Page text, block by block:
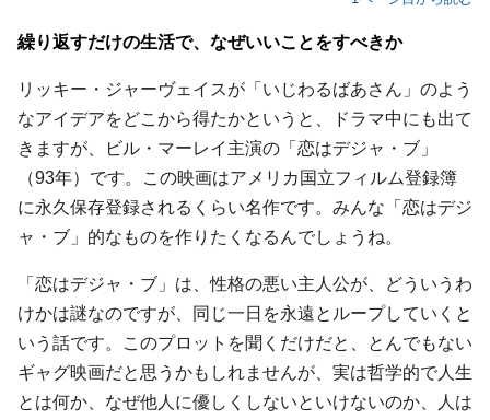
繰り返すだけの生活で、なぜいいことをすべきか
リッキー・ジャーヴェイスが「いじわるばあさん」のよう
なアイデアをどこから得たかというと、ドラマ中にも出て
きますが、ビル・マーレイ主演の「恋はデジャ・ブ」
（93年）です。この映画はアメリカ国立フィルム登録簿
に永久保存登録されるくらい名作です。みんな「恋はデジ
ャ・ブ」的なものを作りたくなるんでしょうね。
「恋はデジャ・ブ」は、性格の悪い主人公が、どういうわ
けかは謎なのですが、同じ一日を永遠とループしていくと
いう話です。このプロットを聞くだけだと、とんでもない
ギャグ映画だと思うかもしれませんが、実は哲学的で人生
とは何か、なぜ他人に優しくしないといけないのか、人は